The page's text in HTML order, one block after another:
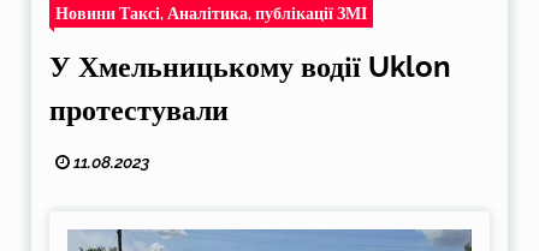
Новини Таксі, Аналітика, публікації ЗМІ
У Хмельницькому водії Uklon
протестували
11.08.2023